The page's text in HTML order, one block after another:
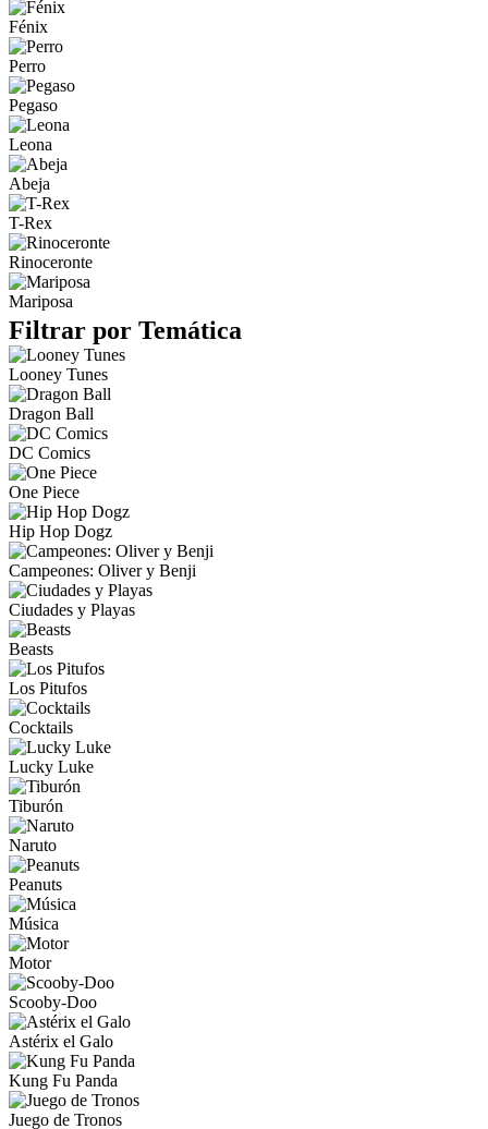
Fénix
Perro
Pegaso
Leona
Abeja
T-Rex
Rinoceronte
Mariposa
Filtrar por Temática
Looney Tunes
Dragon Ball
DC Comics
One Piece
Hip Hop Dogz
Campeones: Oliver y Benji
Ciudades y Playas
Beasts
Los Pitufos
Cocktails
Lucky Luke
Tiburón
Naruto
Peanuts
Música
Motor
Scooby-Doo
Astérix el Galo
Kung Fu Panda
Juego de Tronos